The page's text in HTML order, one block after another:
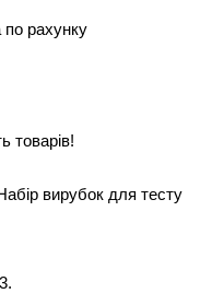
рахунку
товарів!
вирубок для тесту